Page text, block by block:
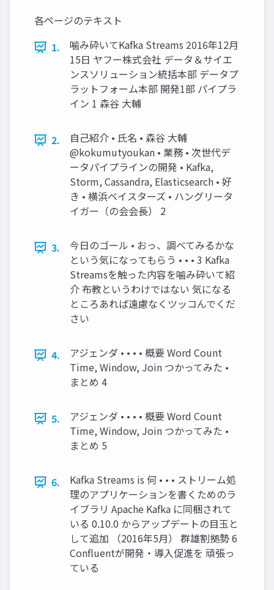
各ページのテキスト
1.
噛み砕いてKafka Streams 2016年12月
15日 ヤフー株式会社 データ＆サイエ
ンスソリューション統括本部 データプ
ラットフォーム本部 開発1部 パイプラ
イン 1 森谷 大輔
2.
自己紹介 • 氏名 • 森谷 大輔
@kokumutyoukan • 業務 • 次世代デ
ータパイプラインの開発 • Kafka,
Storm, Cassandra, Elasticsearch • 好
き • 横浜ベイスターズ • ハングリータ
イガー（の会会長） 2
3.
今日のゴール • おっ、調べてみるかな
という気になってもらう • • • 3 Kafka
Streamsを触った内容を噛み砕いて紹
介 布教というわけではない 気になる
ところあれば遠慮なくツッコんでくだ
さい
4.
アジェンダ • • • • 概要 Word Count
Time, Window, Join つかってみた •
まとめ 4
5.
アジェンダ • • • • 概要 Word Count
Time, Window, Join つかってみた •
まとめ 5
6.
Kafka Streams is 何 • • • ストリーム処
理のアプリケーションを書くためのラ
イブラリ Apache Kafka に同梱されて
いる 0.10.0 からアップデートの目玉と
して追加 （2016年5月） 群雄割拠勢 6
Confluentが開発・導入促進を 頑張っ
ている